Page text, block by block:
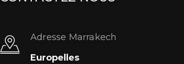
Adresse Marrakech
Europelles